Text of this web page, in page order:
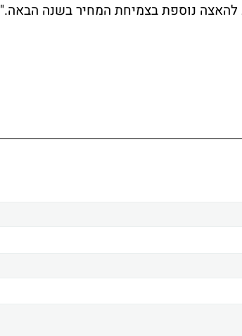
להאצה נוספת בצמיחת המחיר בשנה הבאה."